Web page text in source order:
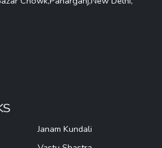
Janam Kundali